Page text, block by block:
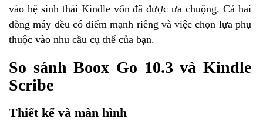
vào hệ sinh thái Kindle vốn đã được ưa chuộng. Cả hai
dòng máy đều có điểm mạnh riêng và việc chọn lựa phụ
thuộc vào nhu cầu cụ thể của bạn.
So sánh Boox Go 10.3 và Kindle
Scribe
Thiết kế và màn hình